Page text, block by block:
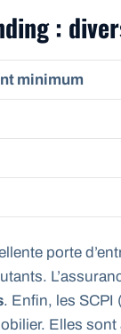
:
minimum
porte
. Enfin, les SCPI
Elles